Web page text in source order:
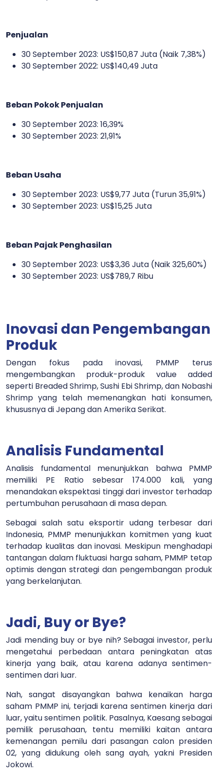
Penjualan
30 September 2023: US$150,87 Juta (Naik 7,38%)
30 September 2022: US$140,49 Juta
Beban Pokok Penjualan
30 September 2023: 16,39%
30 September 2023: 21,91%
Beban Usaha
30 September 2023: US$9,77 Juta (Turun 35,91%)
30 September 2023: US$15,25 Juta
Beban Pajak Penghasilan
30 September 2023: US$3,36 Juta (Naik 325,60%)
30 September 2023: US$789,7 Ribu
Inovasi dan Pengembangan
Produk
Dengan fokus pada inovasi, PMMP terus
mengembangkan produk-produk value added
seperti Breaded Shrimp, Sushi Ebi Shrimp, dan Nobashi
Shrimp yang telah memenangkan hati konsumen,
khususnya di Jepang dan Amerika Serikat.
Analisis Fundamental
Analisis fundamental menunjukkan bahwa PMMP
memiliki PE Ratio sebesar 174.000 kali, yang
menandakan ekspektasi tinggi dari investor terhadap
pertumbuhan perusahaan di masa depan.
Sebagai salah satu eksportir udang terbesar dari
Indonesia, PMMP menunjukkan komitmen yang kuat
terhadap kualitas dan inovasi. Meskipun menghadapi
tantangan dalam fluktuasi harga saham, PMMP tetap
optimis dengan strategi dan pengembangan produk
yang berkelanjutan.
Jadi, Buy or Bye?
Jadi mending buy or bye nih? Sebagai investor, perlu
mengetahui perbedaan antara peningkatan atas
kinerja yang baik, atau karena adanya sentimen-
sentimen dari luar.
Nah, sangat disayangkan bahwa kenaikan harga
saham PMMP ini, terjadi karena sentimen kinerja dari
luar, yaitu sentimen politik. Pasalnya, Kaesang sebagai
pemilik perusahaan, tentu memiliki kaitan antara
kemenangan pemilu dari pasangan calon presiden
02, yang didukung oleh sang ayah, yakni Presiden
Jokowi.